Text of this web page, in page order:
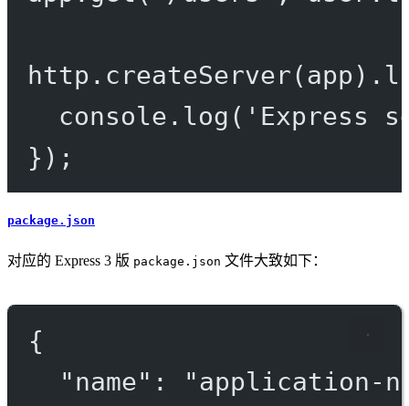
http. createServer(app).
console. log ( 'Express
});
package.json
对应的 Express 3 版 package.json 文件大致如下：
{
"name" :
"application-